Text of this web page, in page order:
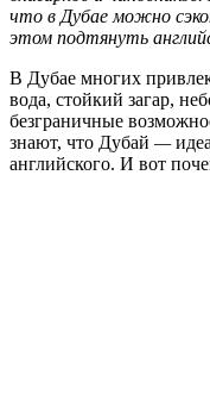
что в Дубае можно
этом подтянуть
В Дубае многих
вода, стойкий загар,
безграничные
знают, что Дубай —
английского. И вот